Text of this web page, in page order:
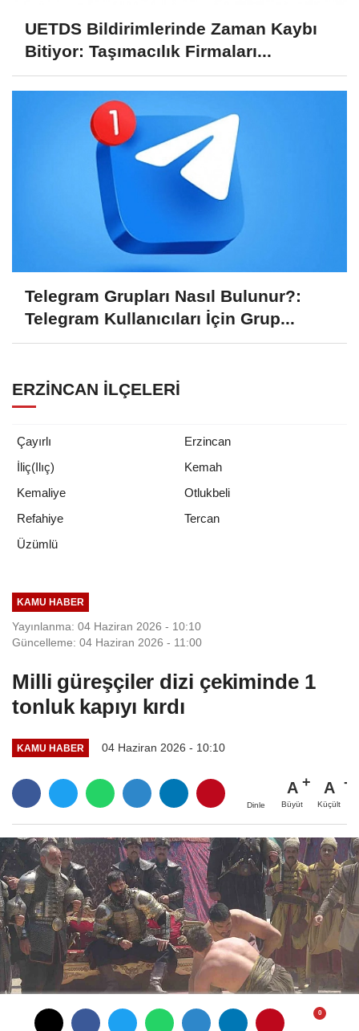
UETDS Bildirimlerinde Zaman Kaybı
Bitiyor: Taşımacılık Firmaları...
Telegram Grupları Nasıl Bulunur?:
Telegram Kullanıcıları İçin Grup...
ERZINCAN İLÇELERI
Çayırlı
Erzincan
İliç(Ilıç)
Kemah
Kemaliye
Otlukbeli
Refahiye
Tercan
Üzümlü
KAMU HABER
Yayınlanma: 04 Haziran 2026 - 10:10
Güncelleme: 04 Haziran 2026 - 11:00
Milli güreşçiler dizi çekiminde 1
tonluk kapıyı kırdı
KAMU HABER 04 Haziran 2026 - 10:10
Dinle
A
Büyüt
A
Küçült